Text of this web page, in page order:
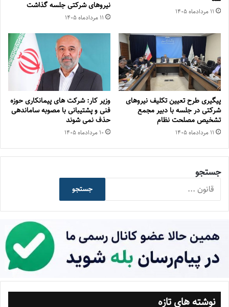
۱۱ مرداد‌ماه ۱۴۰۵
نیروهای شرکتی جلسه گذاشت
۱۱ مرداد‌ماه ۱۴۰۵
پیگیری طرح تعیین تکلیف نیروهای
شرکتی در جلسه با دبیر مجمع
تشخیص مصلحت نظام
۱۱ مرداد‌ماه ۱۴۰۵
وزیر کار: شرکت های پیمانکاری حوزه
فنی و پشتیبانی با مصوبه ساماندهی
حذف نمی شوند
۱۰ مرداد‌ماه ۱۴۰۵
جستجو
جستجو
نوشته های تازه